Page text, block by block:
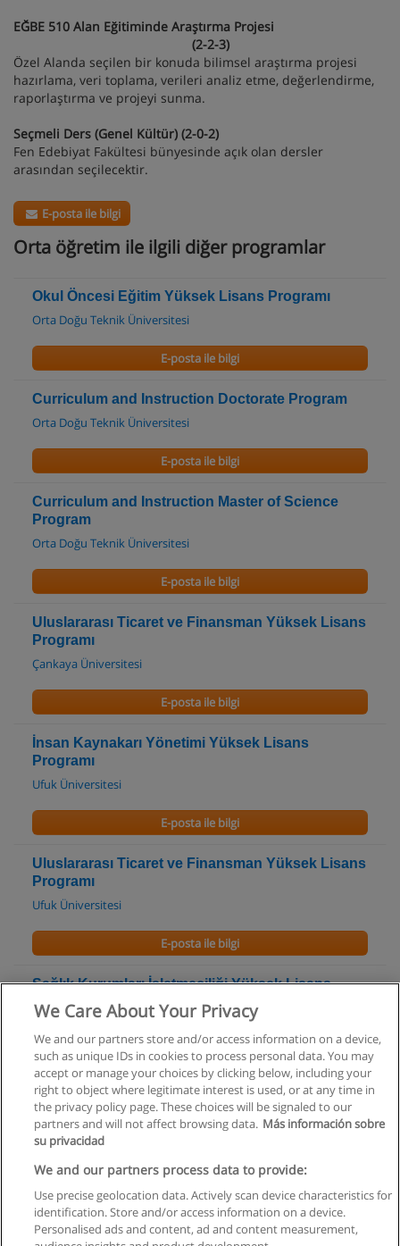
EĞBE 510 Alan Eğitiminde Araştırma Projesi
(2-2-3)
Özel Alanda seçilen bir konuda bilimsel araştırma projesi
hazırlama, veri toplama, verileri analiz etme, değerlendirme,
raporlaştırma ve projeyi sunma.
Seçmeli Ders (Genel Kültür) (2-0-2)
Fen Edebiyat Fakültesi bünyesinde açık olan dersler
arasından seçilecektir.
E-posta ile bilgi
Orta öğretim ile ilgili diğer programlar
Okul Öncesi Eğitim Yüksek Lisans Programı
Orta Doğu Teknik Üniversitesi
E-posta ile bilgi
Curriculum and Instruction Doctorate Program
Orta Doğu Teknik Üniversitesi
E-posta ile bilgi
Curriculum and Instruction Master of Science
Program
Orta Doğu Teknik Üniversitesi
E-posta ile bilgi
Uluslararası Ticaret ve Finansman Yüksek Lisans
Programı
Çankaya Üniversitesi
E-posta ile bilgi
İnsan Kaynakarı Yönetimi Yüksek Lisans
Programı
Ufuk Üniversitesi
E-posta ile bilgi
Uluslararası Ticaret ve Finansman Yüksek Lisans
Programı
Ufuk Üniversitesi
E-posta ile bilgi
Sağlık Kurumları İşletmeciliği Yüksek Lisans
Programı
E-posta ile bilgi
Kullanım koşulları
Gizlilik politikası
İletişim Educaedu
We Care About Your Privacy
We and our partners store and/or access information on a device,
such as unique IDs in cookies to process personal data. You may
accept or manage your choices by clicking below, including your
right to object where legitimate interest is used, or at any time in
the privacy policy page. These choices will be signaled to our
partners and will not affect browsing data. Más información sobre
su privacidad
We and our partners process data to provide:
Use precise geolocation data. Actively scan device characteristics for
identification. Store and/or access information on a device.
Personalised ads and content, ad and content measurement,